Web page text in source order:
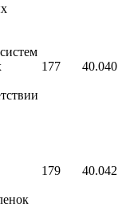
177 40.040
179 40.042